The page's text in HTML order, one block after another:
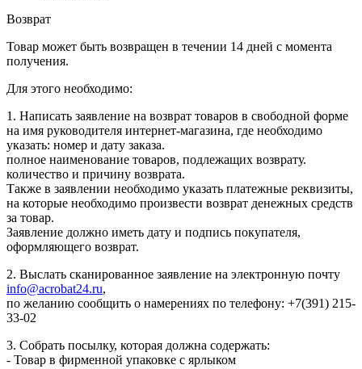
Возврат
Товар может быть возвращен в течении 14 дней с момента
получения.
Для этого необходимо:
1. Написать заявление на возврат товаров в свободной форме
на имя руководителя интернет-магазина, где необходимо
указать: номер и дату заказа.
полное наименование товаров, подлежащих возврату.
количество и причину возврата.
Также в заявлении необходимо указать платежные реквизиты,
на которые необходимо произвести возврат денежных средств
за товар.
Заявление должно иметь дату и подпись покупателя,
оформляющего возврат.
2. Выслать сканированное заявление на электронную почту
info@acrobat24.ru,
по желанию сообщить о намерениях по телефону: +7(391) 215-
33-02
3. Собрать посылку, которая должна содержать:
- Товар в фирменной упаковке с ярлыком